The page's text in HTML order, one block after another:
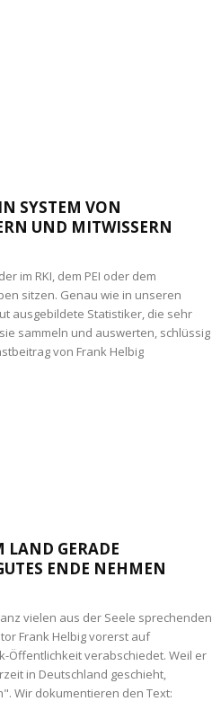
SYSTEM VON
UND MITWISSERN
im RKI, dem PEI oder dem
sitzen. Genau wie in unseren
ausgebildete Statistiker, die sehr
sammeln und auswerten, schlüssig
von Frank Helbig
LAND GERADE
ENDE NEHMEN
vielen aus der Seele sprechenden
Frank Helbig vorerst auf
Öffentlichkeit verabschiedet. Weil er
in Deutschland geschieht,
Wir dokumentieren den Text: